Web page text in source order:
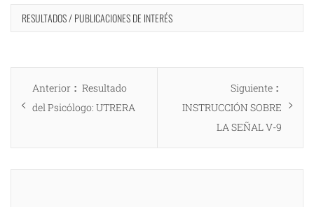
RESULTADOS / PUBLICACIONES DE INTERÉS
Navegación
de Anterior
Entrada
anterior:
Resultado
del Psicólogo: UTRERA
Siguiente
INSTRUCCIÓN SOBRE
LA SEÑAL V-9